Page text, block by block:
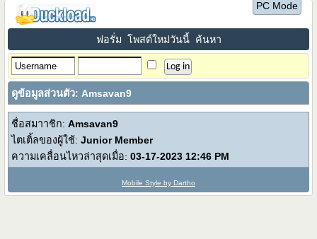
PC Mode
ฟอรั่ม โพสต์ใหม่วันนี้ ค้นหา
ดูข้อมูลส่วนตัว: Amsavan9
ชื่อสมาาชิก:Amsavan9
ไตเติ้ลของผู้ใช้:Junior Member
ความเคลื่อนไหวล่าสุดเมื่อ: 03-17-2023 12:46 PM
Mobile Style by Dartho